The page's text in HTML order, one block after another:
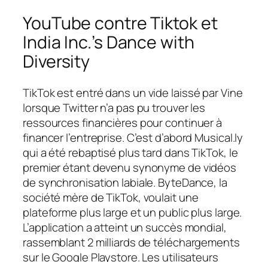
YouTube contre Tiktok et
India Inc.’s Dance with
Diversity
TikTok est entré dans un vide laissé par Vine
lorsque Twitter n’a pas pu trouver les
ressources financières pour continuer à
financer l’entreprise. C’est d’abord Musical.ly
qui a été rebaptisé plus tard dans TikTok, le
premier étant devenu synonyme de vidéos
de synchronisation labiale. ByteDance, la
société mère de TikTok, voulait une
plateforme plus large et un public plus large.
L’application a atteint un succès mondial,
rassemblant 2 milliards de téléchargements
sur le Google Playstore. Les utilisateurs